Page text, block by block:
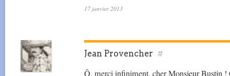
17 janvier 2013
Jean Provencher #
Ô, merci infiniment, cher Monsieur Bustin !